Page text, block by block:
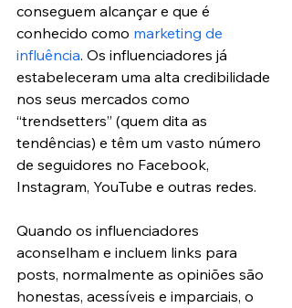
conseguem alcançar e que é
conhecido como marketing de
influência. Os influenciadores já
estabeleceram uma alta credibilidade
nos seus mercados como
“trendsetters” (quem dita as
tendências) e têm um vasto número
de seguidores no Facebook,
Instagram, YouTube e outras redes.
Quando os influenciadores
aconselham e incluem links para
posts, normalmente as opiniões são
honestas, acessíveis e imparciais, o